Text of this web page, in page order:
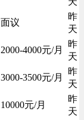
面议
昨
天
2000-4000元/月
昨
天
3000-3500元/月
昨
天
10000元/月
昨
天